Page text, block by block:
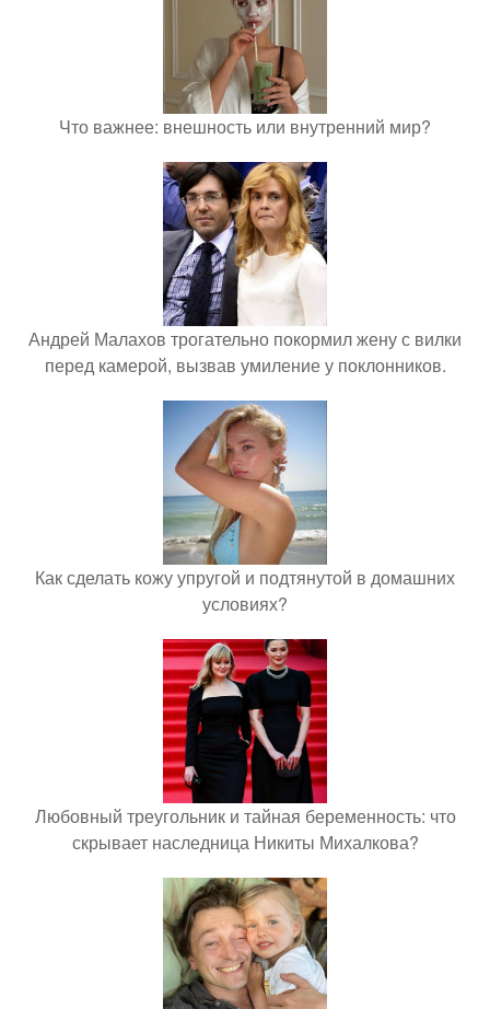
Что важнее: внешность или внутренний мир?
Андрей Малахов трогательно покормил жену с вилки
перед камерой, вызвав умиление у поклонников.
Как сделать кожу упругой и подтянутой в домашних
условиях?
Любовный треугольник и тайная беременность: что
скрывает наследница Никиты Михалкова?